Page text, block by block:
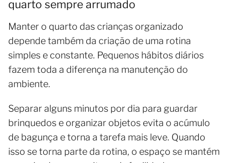
quarto sempre arrumado
Manter o quarto das crianças organizado
depende também da criação de uma rotina
simples e constante. Pequenos hábitos diários
fazem toda a diferença na manutenção do
ambiente.
Separar alguns minutos por dia para guardar
brinquedos e organizar objetos evita o acúmulo
de bagunça e torna a tarefa mais leve. Quando
isso se torna parte da rotina, o espaço se mantém